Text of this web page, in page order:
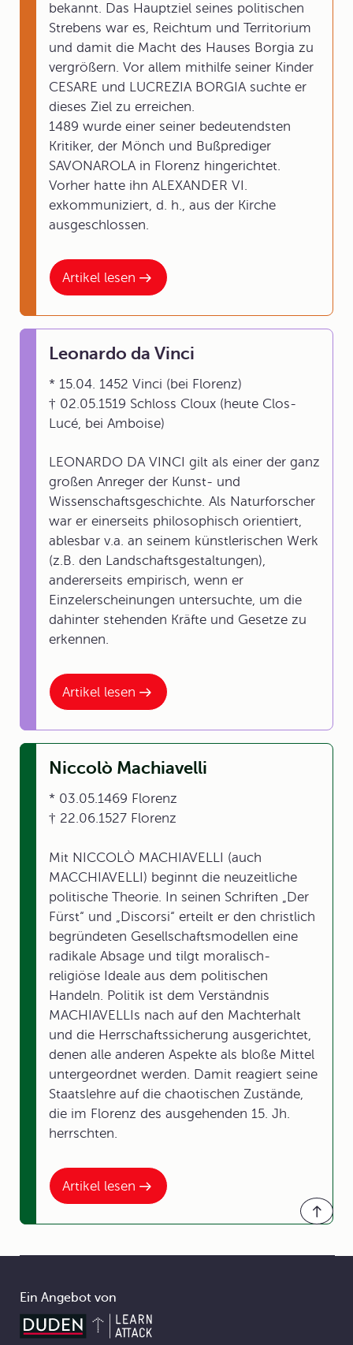
Artikel lesen
bekannt. Das Hauptziel seines politischen
Strebens war es, Reichtum und Territorium
und damit die Macht des Hauses Borgia zu
vergrößern. Vor allem mithilfe seiner Kinder
CESARE und LUCREZIA BORGIA suchte er
dieses Ziel zu erreichen.
1489 wurde einer seiner bedeutendsten
Kritiker, der Mönch und Bußprediger
SAVONAROLA in Florenz hingerichtet.
Vorher hatte ihn ALEXANDER VI.
exkommuniziert, d. h., aus der Kirche
ausgeschlossen.
Artikel lesen
Leonardo da Vinci
* 15.04. 1452 Vinci (bei Florenz)
† 02.05.1519 Schloss Cloux (heute Clos-
Lucé, bei Amboise)
LEONARDO DA VINCI gilt als einer der ganz
großen Anreger der Kunst- und
Wissenschaftsgeschichte. Als Naturforscher
war er einerseits philosophisch orientiert,
ablesbar v.a. an seinem künstlerischen Werk
(z.B. den Landschaftsgestaltungen),
andererseits empirisch, wenn er
Einzelerscheinungen untersuchte, um die
dahinter stehenden Kräfte und Gesetze zu
erkennen.
Artikel lesen
Niccolò Machiavelli
* 03.05.1469 Florenz
† 22.06.1527 Florenz
Mit NICCOLÒ MACHIAVELLI (auch
MACCHIAVELLI) beginnt die neuzeitliche
politische Theorie. In seinen Schriften „Der
Fürst“ und „Discorsi“ erteilt er den christlich
begründeten Gesellschaftsmodellen eine
radikale Absage und tilgt moralisch-
religiöse Ideale aus dem politischen
Handeln. Politik ist dem Verständnis
MACHIAVELLIs nach auf den Machterhalt
und die Herrschaftssicherung ausgerichtet,
denen alle anderen Aspekte als bloße Mittel
untergeordnet werden. Damit reagiert seine
Staatslehre auf die chaotischen Zustände,
die im Florenz des ausgehenden 15. Jh.
herrschten.
Ein Angebot von